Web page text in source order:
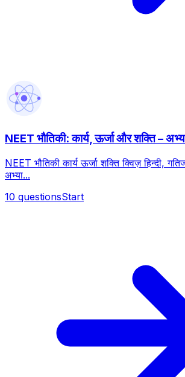
NEET भौतिकी: कार्य, ऊर्जा और शक्ति –
NEET भौतिकी कार्य ऊर्जा शक्ति क्विज़ हिन्दी,
अभ्या...
10 questionsStart